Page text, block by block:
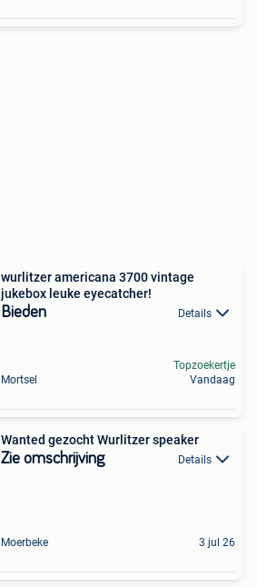
wurlitzer americana 3700 vintage
jukebox leuke eyecatcher!
Bieden Details
Mortsel
Topzoekertje
Vandaag
Wanted gezocht Wurlitzer speaker
Zie omschrijving Details
Moerbeke 3 jul 26